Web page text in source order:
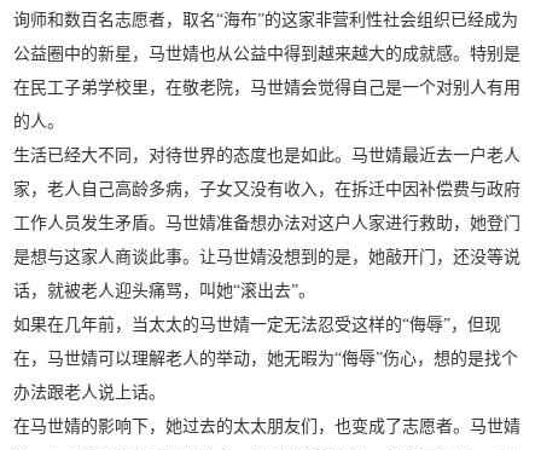
询师和数百名志愿者，取名“海布”的这家非营利性社会组织已经成为
公益圈中的新星，马世婧也从公益中得到越来越大的成就感。特别是
在民工子弟学校里，在敬老院，马世婧会觉得自己是一个对别人有用
的人。
生活已经大不同，对待世界的态度也是如此。马世婧最近去一户老人
家，老人自己高龄多病，子女又没有收入，在拆迁中因补偿费与政府
工作人员发生矛盾。马世婧准备想办法对这户人家进行救助，她登门
是想与这家人商谈此事。让马世婧没想到的是，她敲开门，还没等说
话，就被老人迎头痛骂，叫她“滚出去”。
如果在几年前，当太太的马世婧一定无法忍受这样的“侮辱”，但现
在，马世婧可以理解老人的举动，她无暇为“侮辱”伤心，想的是找个
办法跟老人说上话。
在马世婧的影响下，她过去的太太朋友们，也变成了志愿者。马世婧